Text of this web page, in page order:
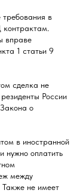
в
контрактам.
вправе
1 статьи 9
сделка не
России
о
в иностранной
нужно оплатить
между
не имеет